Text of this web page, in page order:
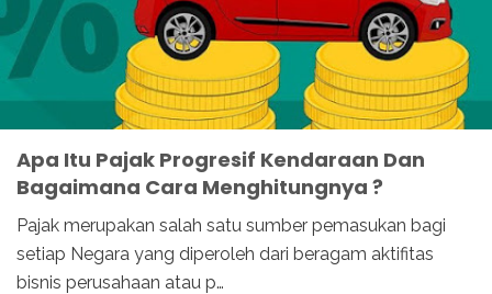
Apa Itu Pajak Progresif Kendaraan Dan
Bagaimana Cara Menghitungnya ?
Pajak merupakan salah satu sumber pemasukan bagi
setiap Negara yang diperoleh dari beragam aktifitas
bisnis perusahaan atau p…